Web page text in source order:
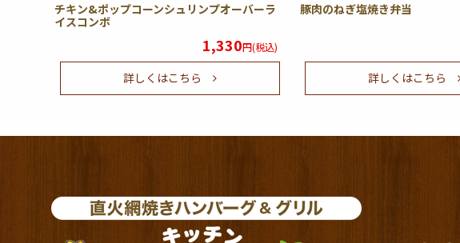
チキン&ポップコーンシュリンプオーバーラ
イスコンボ
1,330円(税込)
詳しくはこちら
豚肉のねぎ塩焼き弁当
詳しくはこちら